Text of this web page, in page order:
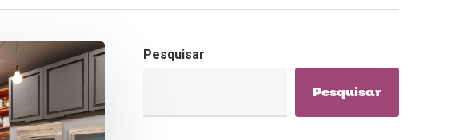
Pesquisar
Pesquisar